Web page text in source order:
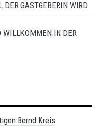
GASTGEBERIN WIRD
WILLKOMMEN IN DER
Bernd Kreis